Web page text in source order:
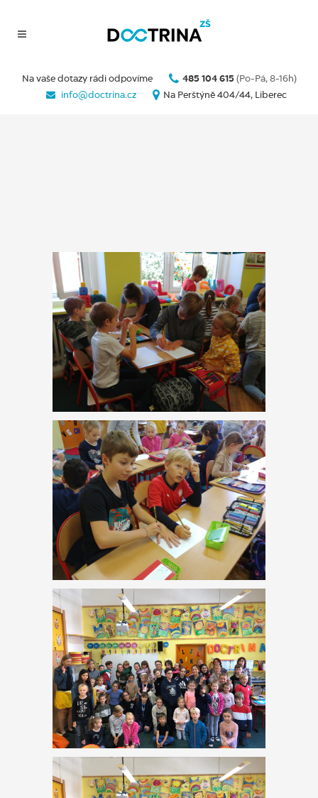
Na vaše dotazy rádi odpovíme 485 104 615 (Po-Pá, 8-16h)
info@doctrina.cz
Na Perštýně 404/44, Liberec